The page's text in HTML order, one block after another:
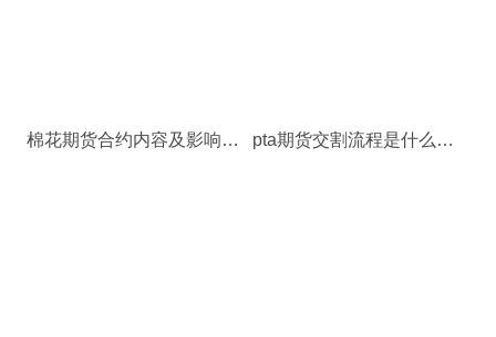
棉花期货合约内容及影响棉花价格因素 pta期货交割流程是什么？pta期货交割费用